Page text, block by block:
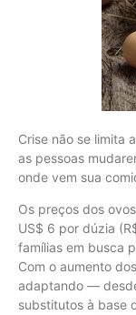
Crise não se limita
as pessoas
onde vem sua
Os preços dos
US$ 6 por dúzia
famílias em busca
Com o aumento
adaptando —
substitutos à base